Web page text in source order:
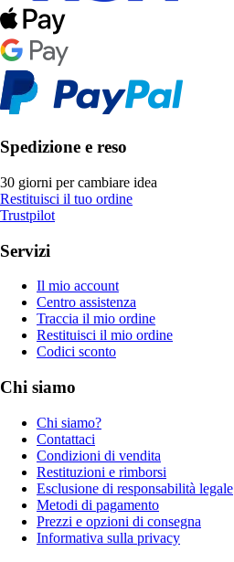
Spedizione e reso
30 giorni per cambiare idea
Restituisci il tuo ordine
Trustpilot
Servizi
Il mio account
Centro assistenza
Traccia il mio ordine
Restituisci il mio ordine
Codici sconto
Chi siamo
Chi siamo?
Contattaci
Condizioni di vendita
Restituzioni e rimborsi
Esclusione di responsabilità legale
Metodi di pagamento
Prezzi e opzioni di consegna
Informativa sulla privacy